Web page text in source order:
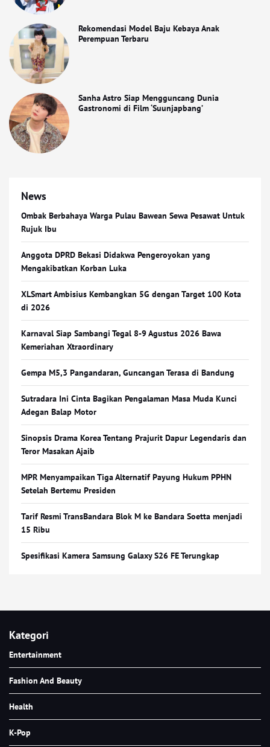
Rekomendasi Model Baju Kebaya Anak
Perempuan Terbaru
Sanha Astro Siap Mengguncang Dunia
Gastronomi di Film ‘Suunjapbang’
News
Ombak Berbahaya Warga Pulau Bawean Sewa Pesawat Untuk
Rujuk Ibu
Anggota DPRD Bekasi Didakwa Pengeroyokan yang
Mengakibatkan Korban Luka
XLSmart Ambisius Kembangkan 5G dengan Target 100 Kota
di 2026
Karnaval Siap Sambangi Tegal 8-9 Agustus 2026 Bawa
Kemeriahan Xtraordinary
Gempa M5,3 Pangandaran, Guncangan Terasa di Bandung
Sutradara Ini Cinta Bagikan Pengalaman Masa Muda Kunci
Adegan Balap Motor
Sinopsis Drama Korea Tentang Prajurit Dapur Legendaris dan
Teror Masakan Ajaib
MPR Menyampaikan Tiga Alternatif Payung Hukum PPHN
Setelah Bertemu Presiden
Tarif Resmi TransBandara Blok M ke Bandara Soetta menjadi
15 Ribu
Spesifikasi Kamera Samsung Galaxy S26 FE Terungkap
Kategori
Entertainment
Fashion And Beauty
Health
K-Pop